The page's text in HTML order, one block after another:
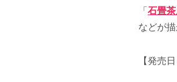
「 石畳
などが
【発売